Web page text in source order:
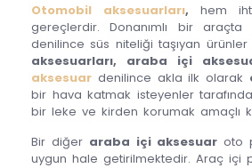
Otomobil aksesuarları, hem
gereçlerdir. Donanımlı bir araçta
denilince süs niteliği taşıyan
aksesuarları, araba içi
aksesuar denilince akla ilk olarak
bir hava katmak isteyenler
bir leke ve kirden korumak amaçlı
Bir diğer araba içi aksesuar oto
uygun hale getirilmektedir. Araç içi